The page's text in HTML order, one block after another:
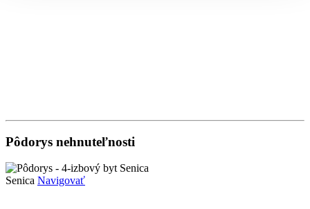
Pôdorys nehnuteľnosti
Senica Navigovať